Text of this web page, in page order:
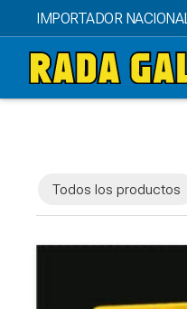
IMPORTADOR NACIONAL
Todos los productos